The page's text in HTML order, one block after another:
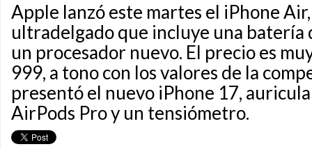
Apple lanzó este martes el iPhone
ultradelgado que incluye una batería
un procesador nuevo. El precio es
999, a tono con los valores de la
presentó el nuevo iPhone 17,
AirPods Pro y un tensiómetro.